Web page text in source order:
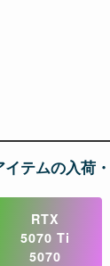
テムの入荷
RTX
5070 Ti
5070